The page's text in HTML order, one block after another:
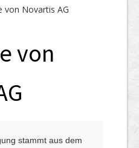
von Novartis AG
von
stammt aus dem